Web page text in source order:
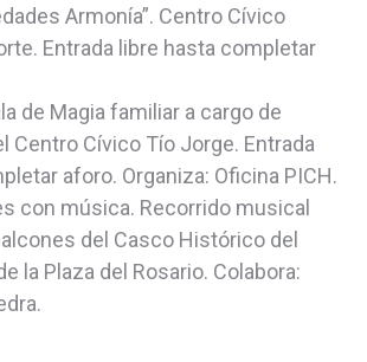
Armonía”. Centro Cívico
Entrada libre hasta completar
de Magia familiar a cargo de
Centro Cívico Tío Jorge. Entrada
aforo. Organiza: Oficina PICH.
con música. Recorrido musical
del Casco Histórico del
la Plaza del Rosario. Colabora: